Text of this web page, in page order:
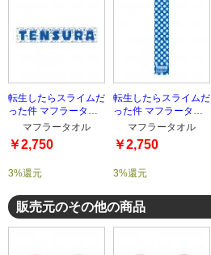
転生したらスライムだ
った件 マフラータオ
ル TYPE-2
マフラータオル
￥2,750
3%還元
転生したらスライムだ
った件 マフラータオ
ル TYPE-1
マフラータオル
￥2,750
3%還元
販売元のその他の商品